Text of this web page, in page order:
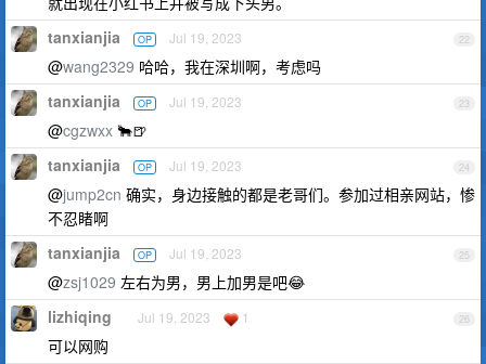
22
tanxianjia OP Jul 19, 2023
@wang2329 哈哈，我在深圳啊，考虑吗
23
tanxianjia OP Jul 19, 2023
@cgzwxx 🐂🍺
24
tanxianjia OP Jul 19, 2023
@jump2cn 确实，身边接触的都是老哥们。参加过相亲网站，惨
不忍睹啊
25
tanxianjia OP Jul 19, 2023
@zsj1029 左右为男，男上加男是吧😂
26
lizhiqing Jul 19, 2023 1
可以网购